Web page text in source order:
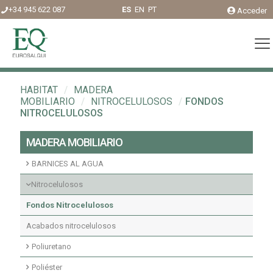
+34 945 622 087 ES EN PT Acceder
HABITAT /
MADERA
MOBILIARIO
/ NITROCELULOSOS / FONDOS
NITROCELULOSOS
MADERA MOBILIARIO
BARNICES AL AGUA
Acabados agua interior
Fondos agua interior
Nitrocelulosos
Fondos Nitrocelulosos
Acabados nitrocelulosos
Poliuretano
Imprimaciones y fondos transparentes poliuretano
Poliéster